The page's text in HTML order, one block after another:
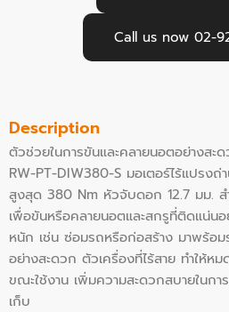
Call us now 02-
Description
ตัวช่วยในการขันและคลายนอตอย่างสะ
RW-PT-DIW380-S มอเตอร์ไร้แปรง
สูงสุด 380 Nm หัวจับดอก 12.7 มม.
เพื่อขันหรือคลายนอตและสกรูที่ติดแน่นอ
หนัก เช่น ซ่อมรถหรือก่อสร้าง มาพร้อม
อย่างสะดวก ตัวเครื่องที่ไร้สาย ทำให้ห
ขณะใช้งาน เพิ่มความสะดวกสบายในกา
เก็บ